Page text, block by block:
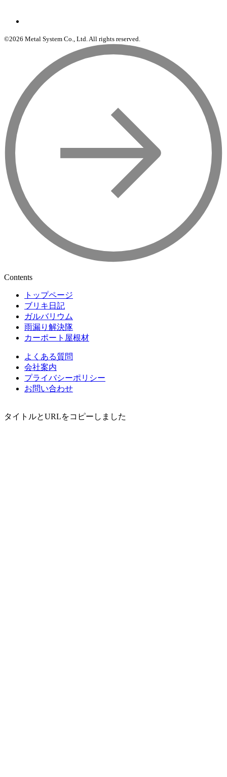
©2026 Metal System Co., Ltd. All rights reserved.
Contents
トップページ
ブリキ日記
ガルバリウム
雨漏り解決隊
カーポート屋根材
よくある質問
会社案内
プライバシーポリシー
お問い合わせ
タイトルとURLをコピーしました